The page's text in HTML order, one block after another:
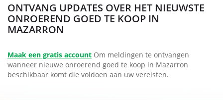
ONTVANG UPDATES OVER HET NIEUWSTE
ONROEREND GOED TE KOOP IN
MAZARRON
Maak een gratis account Om meldingen te ontvangen
wanneer nieuwe onroerend goed te koop in Mazarron
beschikbaar komt die voldoen aan uw vereisten.